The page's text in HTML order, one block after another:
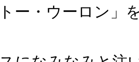
ー・ウーロン」